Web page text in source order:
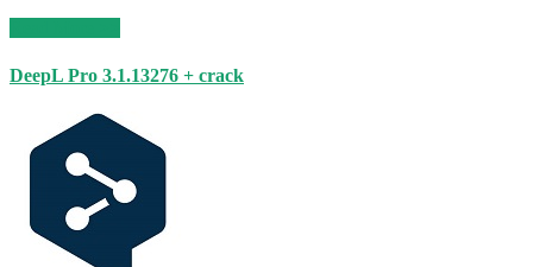
DeepL Pro 3.1.13276 + crack